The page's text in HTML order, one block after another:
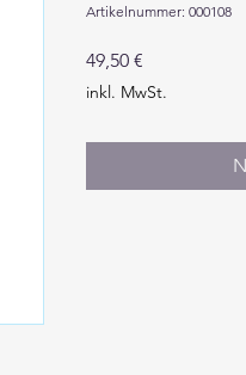
Artikelnummer: 000108
49,50 €
inkl. MwSt.